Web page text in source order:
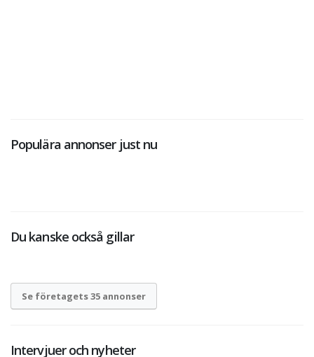
Populära annonser just nu
Du kanske också gillar
Se företagets 35 annonser
Intervjuer och nyheter